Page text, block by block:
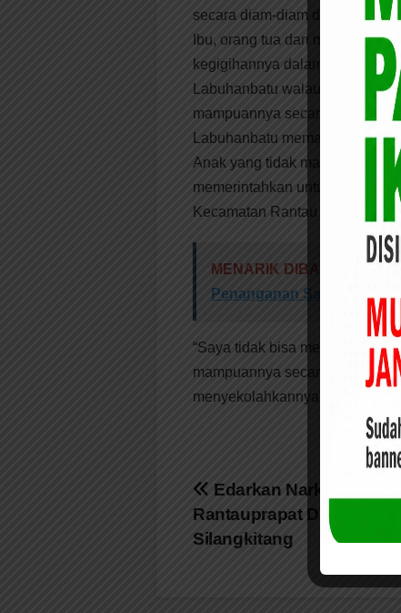
secara diam-diam di RSUD
Ibu, orang tua dari murid SMK
kegigihannya dalam
Labuhanbatu walaupun
mampuannya secara ekonomi
Labuhanbatu memanggil
Anak yang tidak mampu itu,
memerintahkan untuk
Kecamatan Rantau Selatan.
MENARIK DIBACA:
Kasi
Penanganan Sampah.
“Saya tidak bisa mendengar,
mampuannya secara ekonomi,
menyekolahkannya”. Tuturnya.
Navigasi
pos
Edarkan Narkoba,Dua
Rantauprapat Di Bekuk Di
Silangkitang